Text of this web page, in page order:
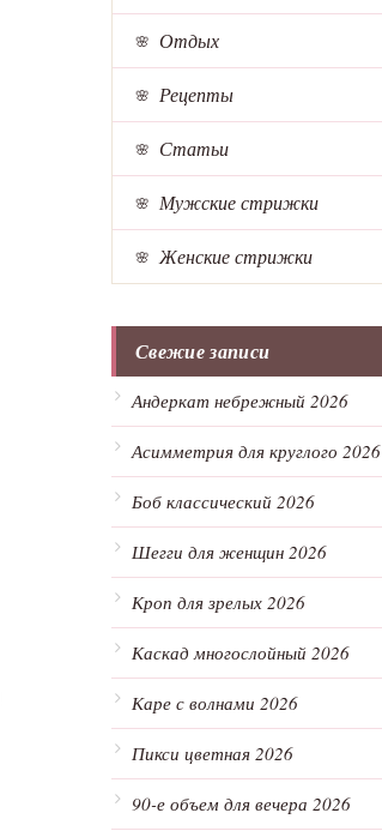
Отдых
Рецепты
Статьи
Мужские стрижки
Женские стрижки
Свежие записи
Андеркат небрежный 2026
Асимметрия для круглого 2026
Боб классический 2026
Шегги для женщин 2026
Кроп для зрелых 2026
Каскад многослойный 2026
Каре с волнами 2026
Пикси цветная 2026
90-е объем для вечера 2026